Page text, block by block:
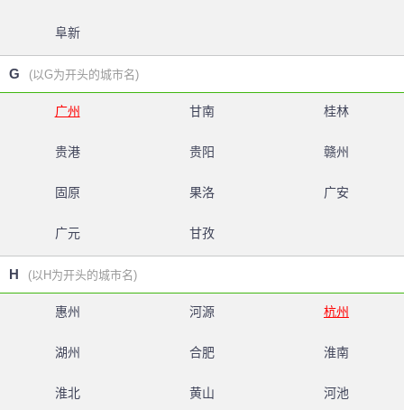
阜新
G (以G为开头的城市名)
广州 甘南 桂林
贵港 贵阳 赣州
固原 果洛 广安
广元 甘孜
H (以H为开头的城市名)
惠州 河源 杭州
湖州 合肥 淮南
淮北 黄山 河池